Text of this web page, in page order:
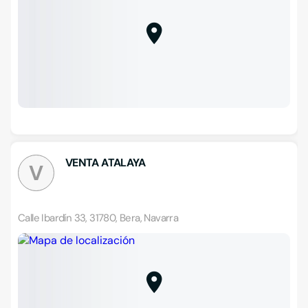
V VENTA ATALAYA
Calle Ibardín 33, 31780, Bera, Navarra